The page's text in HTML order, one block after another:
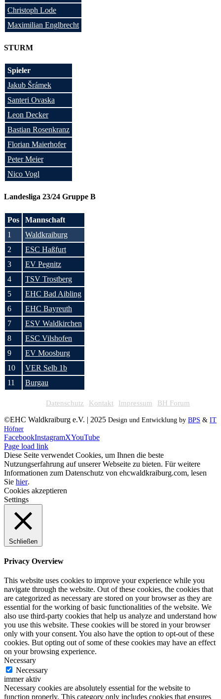
Christoph Lode
Maximilian Englbrecht
STURM
Spieler
Jakub Šrámek
Santeri Ovaska
Leon Decker
Bastian Rosenkranz
Florian Maierhofer
Peter Meier
Nico Vogl
Landesliga 23/24 Gruppe B
Pos
Mannschaft
1
Waldkraiburg
2
ESC Haßfurt
3
EV Pegnitz
4
TSV Trostberg
5
EHC Bad Aibling
6
EHC Bayreuth
7
ESV Waldkirchen
8
ESC Vilshofen
9
EV Moosburg
10
VER Selb 1b
11
Burgau
Datenschutz Kontakt Impressum BH Forum
©EHC Waldkraiburg e.V. | 2025 Design und Entwicklung by BPS & IT
Höfner
FacebookInstagramXYouTube
Page load link
Diese Seite verwendet Cookies, um Ihnen die beste
Nutzungserfahrung auf unserer Webseite zu bieten. Für weitere
Informationen zum Datenschutz von ehcwaldkraiburg.com, lesen
Sie hier.
Cookies akzeptieren
Settings
Schließen
Privacy Overview
This website uses cookies to improve your experience while you
navigate through the website. Out of these cookies, the cookies that
are categorized as necessary are stored on your browser as they are
essential for the working of basic functionalities of the website. We
also use third-party cookies that help us analyze and understand how
you use this website. These cookies will be stored in your browser
only with your consent. You also have the option to opt-out of these
cookies. But opting out of some of these cookies may have an effect
on your browsing experience.
Necessary
Necessary
immer aktiv
Necessary cookies are absolutely essential for the website to
function properly. This category only includes cookies that ensures